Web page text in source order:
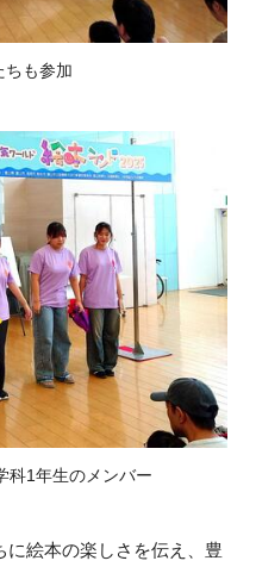
ちも参加
科1年生のメンバー
絵本の楽しさを伝え、豊